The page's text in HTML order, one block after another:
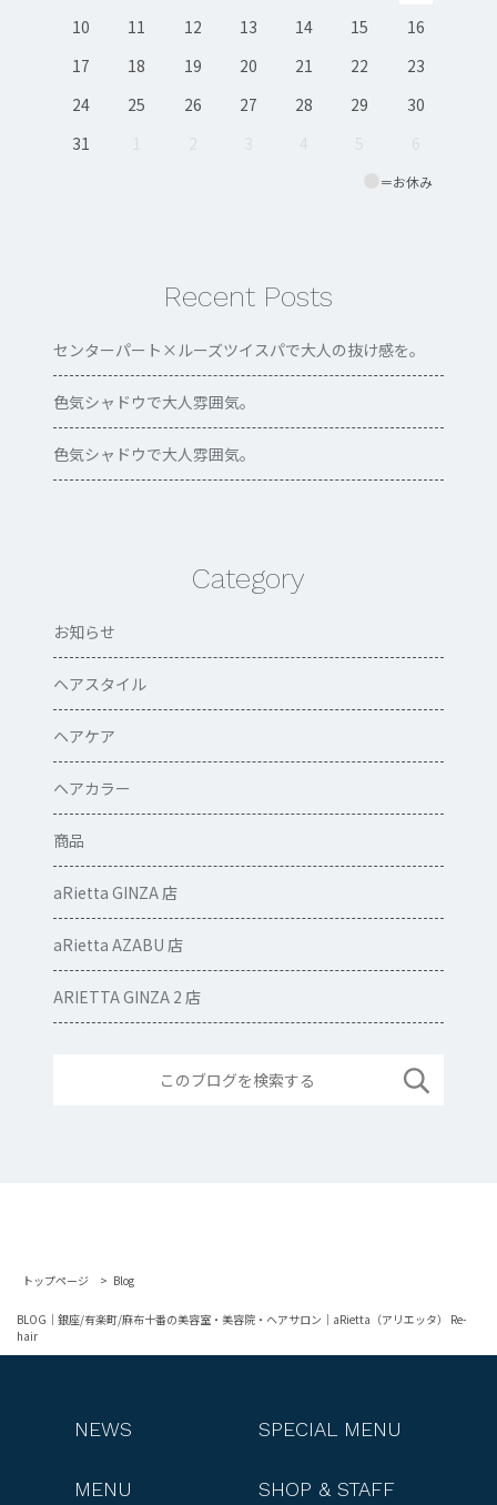
＝お休み
10
11 12 13 14 15
16
17
18 19 20 21 22
23
24
25 26 27 28 29
30
31
1 2 3 4 5 6
Recent Posts
センターパート×ルーズツイスパで大人の抜け感を。
色気シャドウで大人雰囲気。
色気シャドウで大人雰囲気。
Category
お知らせ
ヘアスタイル
ヘアケア
ヘアカラー
商品
aRietta GINZA 店
aRietta AZABU 店
ARIETTA GINZA 2 店
トップページ Blog
BLOG｜銀座/有楽町/麻布十番の美容室・美容院・ヘアサロン｜aRietta（アリエッタ） Re-
hair
NEWS SPECIAL MENU
MENU SHOP & STAFF